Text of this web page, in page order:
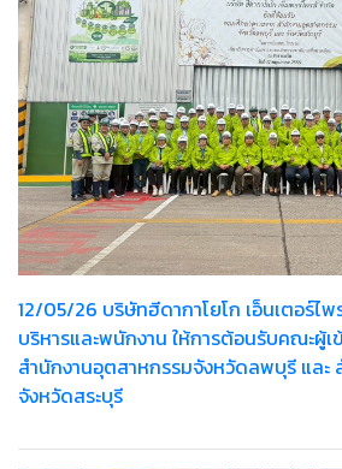
12/05/26 บริษัทฮีดากาโยโก เอ็นเตอร์ไพรส์ จำกัด
บริหารและพนักงาน ให้การต้อนรับคณะผู้เ
สำนักงานอุตสาหกรรมจังหวัดลพบุรี และ
จังหวัดสระบุรี